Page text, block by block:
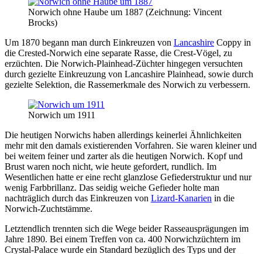
Norwich ohne Haube um 1887 (Zeichnung: Vincent
Brocks)
Um 1870 begann man durch Einkreuzen von Lancashire Coppy in
die Crested-Norwich eine separate Rasse, die Crest-Vögel, zu
erzüchten. Die Norwich-Plainhead-Züchter hingegen versuchten
durch gezielte Einkreuzung von Lancashire Plainhead, sowie durch
gezielte Selektion, die Rassemerkmale des Norwich zu verbessern.
Norwich um 1911
Die heutigen Norwichs haben allerdings keinerlei Ähnlichkeiten
mehr mit den damals existierenden Vorfahren. Sie waren kleiner und
bei weitem feiner und zarter als die heutigen Norwich. Kopf und
Brust waren noch nicht, wie heute gefordert, rundlich. Im
Wesentlichen hatte er eine recht glanzlose Gefiederstruktur und nur
wenig Farbbrillanz. Das seidig weiche Gefieder holte man
nachträglich durch das Einkreuzen von Lizard-Kanarien in die
Norwich-Zuchtstämme.
Letztendlich trennten sich die Wege beider Rasseausprägungen im
Jahre 1890. Bei einem Treffen von ca. 400 Norwichzüchtern im
Crystal-Palace wurde ein Standard bezüglich des Typs und der